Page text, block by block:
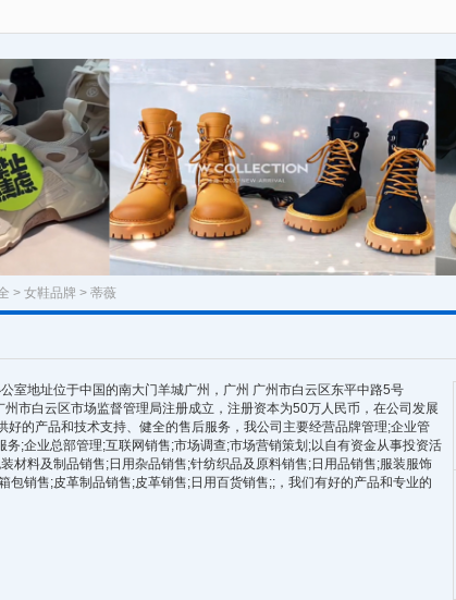
> 女鞋品牌 > 蒂薇
地址位于中国的南大门羊城广州，广州 广州市白云区东平中路5号
市白云区市场监督管理局注册成立，注册资本为50万人民币，在公司发展
好的产品和技术支持、健全的售后服务，我公司主要经营品牌管理;企业管
务;企业总部管理;互联网销售;市场调查;市场营销策划;以自有资金从事投资活
材料及制品销售;日用杂品销售;针纺织品及原料销售;日用品销售;服装服饰
包销售;皮革制品销售;皮革销售;日用百货销售;;，我们有好的产品和专业的